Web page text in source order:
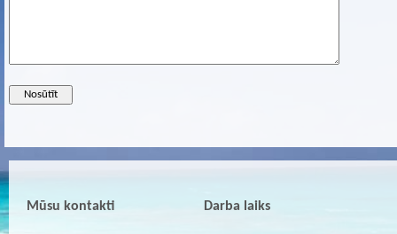
Mūsu kontakti Darba laiks